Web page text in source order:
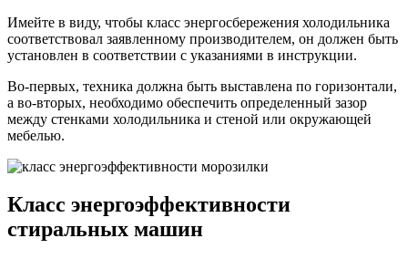
Имейте в виду, чтобы класс энергосбережения холодильника
соответствовал заявленному производителем, он должен быть
установлен в соответствии с указаниями в инструкции.
Во-первых, техника должна быть выставлена по горизонтали,
а во-вторых, необходимо обеспечить определенный зазор
между стенками холодильника и стеной или окружающей
мебелью.
Класс энергоэффективности
стиральных машин